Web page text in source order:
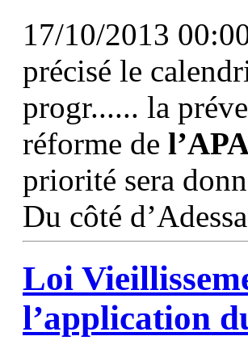
17/10/2013
précisé le
progr...... la
réforme de
priorité sera
Du côté
Loi
l’application